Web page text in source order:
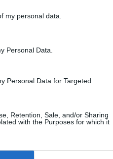
my personal data.
Personal Data.
Personal Data for Targeted
Retention, Sale, and/or Sharing
with the Purposes for which it